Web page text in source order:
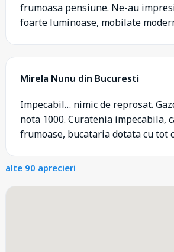
frumoasa pensiune. Ne-au
foarte luminoase, mobilate
Mirela Nunu din Bucuresti
Impecabil… nimic de reprosat.
nota 1000. Curatenia impecabila,
frumoase, bucataria dotata cu tot
alte 90 aprecieri